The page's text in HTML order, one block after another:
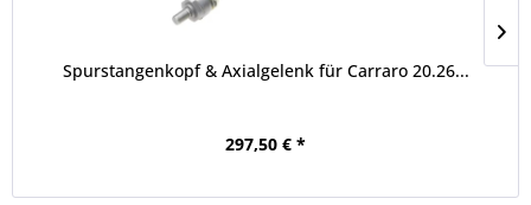
Spurstangenkopf & Axialgelenk für Carraro 20.26...
297,50 € *